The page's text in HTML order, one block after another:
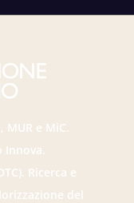
MUR e MiC.
Innova.
Ricerca e
del